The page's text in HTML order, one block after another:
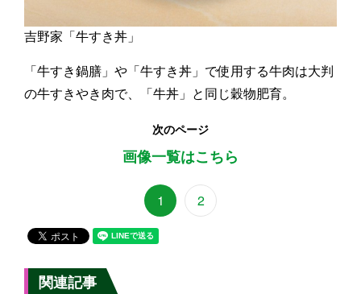
吉野家「牛すき丼」
「牛すき鍋膳」や「牛すき丼」で使用する牛肉は大判
の牛すきやき肉で、「牛丼」と同じ穀物肥育。
次のページ
画像一覧はこちら
1 2
関連記事